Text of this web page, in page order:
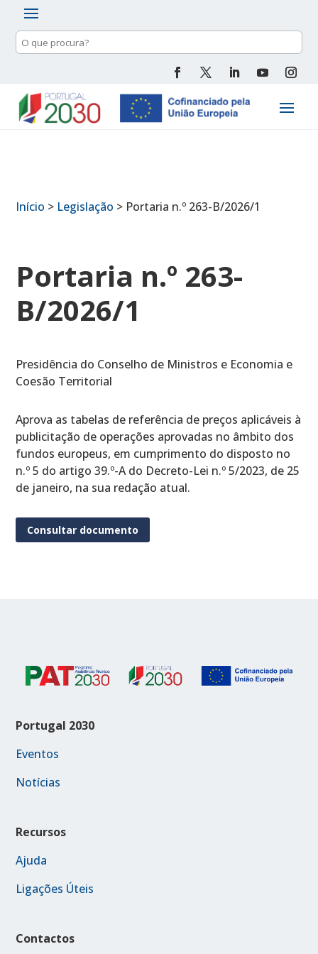
Pesquisa
de
Início > Legislação > Portaria n.º 263-B/2026/1
Portaria n.º 263-
B/2026/1
Presidência do Conselho de Ministros e Economia e
Coesão Territorial
Aprova as tabelas de referência de preços aplicáveis à
publicitação de operações aprovadas no âmbito dos
fundos europeus, em cumprimento do disposto no
n.º 5 do artigo 39.º-A do Decreto-Lei n.º 5/2023, de 25
de janeiro, na sua redação atual.
Consultar documento
Portugal 2030
Eventos
Notícias
Recursos
Ajuda
Ligações Úteis
Contactos